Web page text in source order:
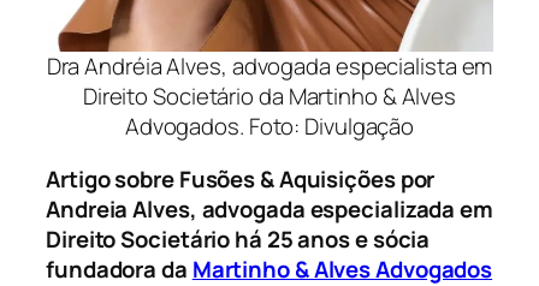
Dra Andréia Alves, advogada especialista em
Direito Societário da Martinho & Alves
Advogados. Foto: Divulgação
Artigo sobre Fusões & Aquisições por
Andreia Alves, advogada especializada em
Direito Societário há 25 anos e sócia
fundadora da Martinho & Alves Advogados